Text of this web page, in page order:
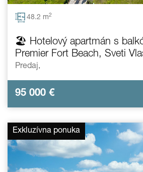
48.2 m2
🏖️ Hotelový apartmán s
Premier Fort Beach, Sveti
Predaj,
95 000 €
Exkluzívna ponuka